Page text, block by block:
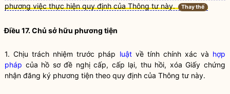
phương việc thực hiện quy định của Thông tư này.
Thay thế
Điều 17. Chủ sở hữu phương tiện
1. Chịu trách nhiệm trước pháp luậtvề tính chính xác và hợp
pháp của hồ sơ đề nghị cấp, cấp lại, thu hồi, xóa Giấy chứng
nhận đăng ký phương tiện theo quy định của Thông tư này.